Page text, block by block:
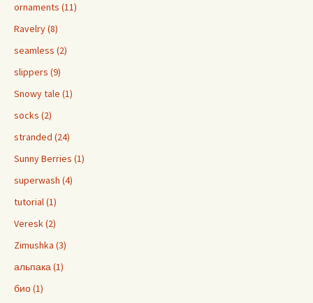
ornaments (11)
Ravelry (8)
seamless (2)
slippers (9)
Snowy tale (1)
socks (2)
stranded (24)
Sunny Berries (1)
superwash (4)
tutorial (1)
Veresk (2)
Zimushka (3)
альпака (1)
био (1)